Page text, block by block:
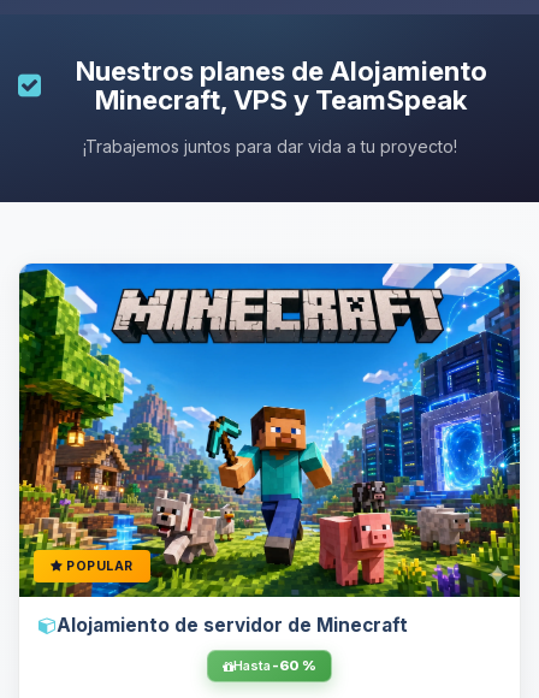
Nuestros planes de Alojamiento
Minecraft, VPS y TeamSpeak
¡Trabajemos juntos para dar vida a tu proyecto!
POPULAR
Alojamiento de servidor de Minecraft
Hasta -60 %